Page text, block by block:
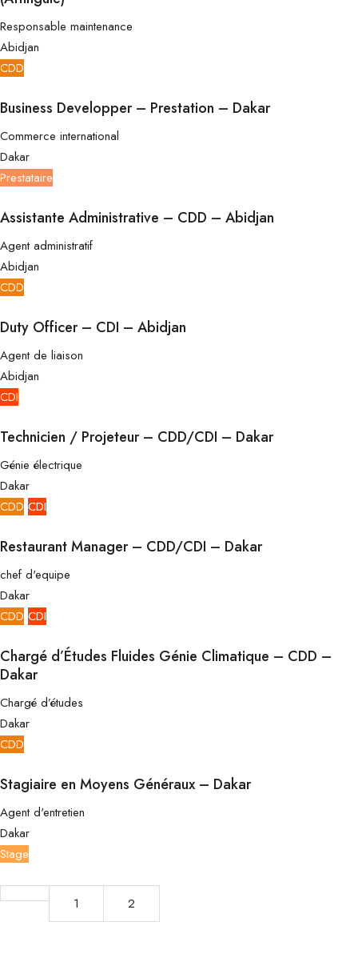
Responsable maintenance
Abidjan
CDD
Business Developper – Prestation – Dakar
Commerce international
Dakar
Prestataire
Assistante Administrative – CDD – Abidjan
Agent administratif
Abidjan
CDD
Duty Officer – CDI – Abidjan
Agent de liaison
Abidjan
CDI
Technicien / Projeteur – CDD/CDI – Dakar
Génie électrique
Dakar
CDD CDI
Restaurant Manager – CDD/CDI – Dakar
chef d'equipe
Dakar
CDD CDI
Chargé d’Études Fluides Génie Climatique – CDD –
Dakar
Chargé d’études
Dakar
CDD
Stagiaire en Moyens Généraux – Dakar
Agent d'entretien
Dakar
Stage
1 2